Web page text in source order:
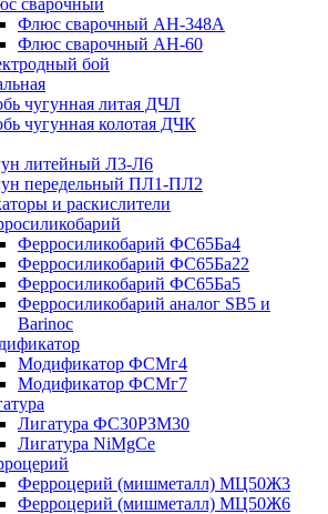
Флюс сварочный АН-348А
Флюс сварочный АН-60
бой
чугунная литая ДЧЛ
чугунная колотая ДЧК
литейный Л3-Л6
передельный ПЛ1-ПЛ2
и раскислители
Ферросиликобарий ФС65Ба4
Ферросиликобарий ФС65Ба22
Ферросиликобарий ФС65Ба5
Ферросиликобарий аналог SB5 и
Barinoc
Модификатор ФСМг4
Модификатор ФСМг7
Лигатура ФС30РЗМ30
Лигатура NiMgCe
Ферроцерий (мишметалл) МЦ50Ж3
Ферроцерий (мишметалл) МЦ50Ж6